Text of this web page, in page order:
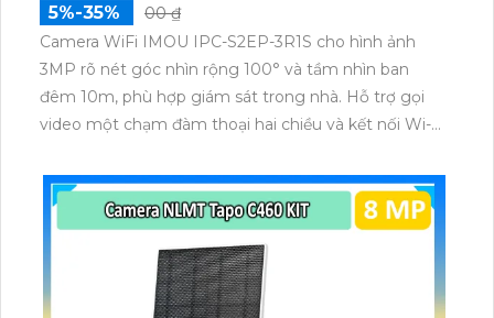
5%-35%
00 ₫
Camera WiFi IMOU IPC-S2EP-3R1S cho hình ảnh
3MP rõ nét góc nhìn rộng 100° và tầm nhìn ban
đêm 10m, phù hợp giám sát trong nhà. Hỗ trợ gọi
video một chạm đàm thoại hai chiều và kết nối Wi-Fi
microSD tối đa 256GB hoặc lưu đám mây dễ lắp đặt
cho gia đình và văn phòng nhỏ.